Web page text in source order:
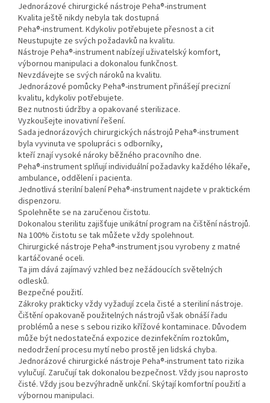
Jednorázové chirurgické nástroje Peha®-instrument
Kvalita ještě nikdy nebyla tak dostupná
Peha®-instrument. Kdykoliv potřebujete přesnost a cit
Neustupujte ze svých požadavků na kvalitu.
Nástroje Peha®-instrument nabízejí uživatelský komfort,
výbornou manipulaci a dokonalou funkčnost.
Nevzdávejte se svých nároků na kvalitu.
Jednorázové pomůcky Peha®-instrument přinášejí precizní
kvalitu, kdykoliv potřebujete.
Bez nutnosti údržby a opakované sterilizace.
Vyzkoušejte inovativní řešení.
Sada jednorázových chirurgických nástrojů Peha®-instrument
byla vyvinuta ve spolupráci s odborníky,
kteří znají vysoké nároky běžného pracovního dne.
Peha®-instrument splňují individuální požadavky každého lékaře,
ambulance, oddělení i pacienta.
Jednotlivá sterilní balení Peha®-instrument najdete v praktickém
dispenzoru.
Spolehněte se na zaručenou čistotu.
Dokonalou sterilitu zajišťuje unikátní program na čištění nástrojů.
Na 100% čistotu se tak můžete vždy spolehnout.
Chirurgické nástroje Peha®-instrument jsou vyrobeny z matné
kartáčované oceli.
Ta jim dává zajímavý vzhled bez nežádoucích světelných
odlesků.
Bezpečné použití.
Zákroky prakticky vždy vyžadují zcela čisté a steriliní nástroje.
Čištění opakovaně použitelných nástrojů však obnáší řadu
problémů a nese s sebou riziko křížové kontaminace. Důvodem
může být nedostatečná expozice dezinfekčním roztokům,
nedodržení procesu mytí nebo prostě jen lidská chyba.
Jednorázové chirurgické nástroje Peha®-instrument tato rizika
vylučují. Zaručují tak dokonalou bezpečnost. Vždy jsou naprosto
čisté. Vždy jsou bezvýhradně unkční. Skýtají komfortní použití a
výbornou manipulaci.